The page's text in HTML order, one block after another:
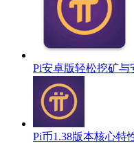
Pi安卓版轻松挖矿与
Pi币1.38版本核心特